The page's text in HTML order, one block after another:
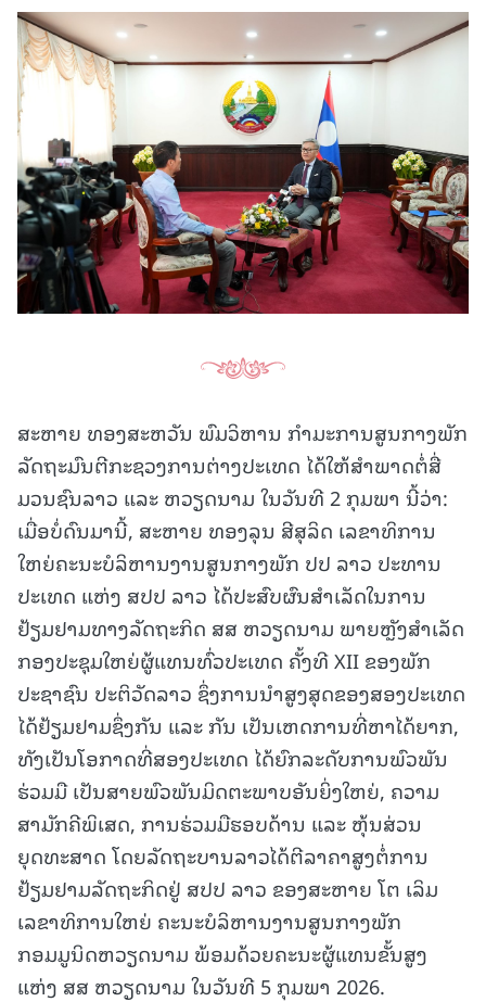
ສະຫາຍ ທອງສະຫວັນ ພົມວິຫານ ກຳມະການສູນກາງພັກ
ລັດຖະມົນຕີກະຊວງການຕ່າງປະເທດ ໄດ້ໃຫ້ສໍາພາດຕໍ່ສື່
ມວນຊົນລາວ ແລະ ຫວຽດນາມ ໃນວັນທີ 2 ກຸມພາ ນີ້ວ່າ:
ເມື່ອບໍ່ດົນມານີ້, ສະຫາຍ ທອງລຸນ ສີສຸລິດ ເລຂາທິການ
ໃຫຍ່ຄະນະບໍລິຫານງານສູນກາງພັກ ປປ ລາວ ປະທານ
ປະເທດ ແຫ່ງ ສປປ ລາວ ໄດ້ປະສົບຜົນສໍາເລັດໃນການ
ຢ້ຽມຢາມທາງລັດຖະກິດ ສສ ຫວຽດນາມ ພາຍຫຼັງສຳເລັດ
ກອງປະຊຸມໃຫຍ່ຜູ້ແທນທົ່ວປະເທດ ຄັ້ງທີ XII ຂອງພັກ
ປະຊາຊົນ ປະຕິວັດລາວ ຊຶ່ງການນໍາສູງສຸດຂອງສອງປະເທດ
ໄດ້ຢ້ຽມຢາມຊຶ່ງກັນ ແລະ ກັນ ເປັນເຫດການທີ່ຫາໄດ້ຍາກ,
ທັງເປັນໂອກາດທີ່ສອງປະເທດ ໄດ້ຍົກລະດັບການພົວພັນ
ຮ່ວມມື ເປັນສາຍພົວພັນມິດຕະພາບອັນຍິ່ງໃຫຍ່, ຄວາມ
ສາມັກຄີພິເສດ, ການຮ່ວມມືຮອບດ້ານ ແລະ ຫຸ້ນສ່ວນ
ຍຸດທະສາດ ໂດຍລັດຖະບານລາວໄດ້ຕີລາຄາສູງຕໍ່ການ
ຢ້ຽມຢາມລັດຖະກິດຢູ່ ສປປ ລາວ ຂອງສະຫາຍ ໂຕ ເລິມ
ເລຂາທິການໃຫຍ່ ຄະນະບໍລິຫານງານສູນກາງພັກ
ກອມມູນິດຫວຽດນາມ ພ້ອມດ້ວຍຄະນະຜູ້ແທນຂັ້ນສູງ
ແຫ່ງ ສສ ຫວຽດນາມ ໃນວັນທີ 5 ກຸມພາ 2026.